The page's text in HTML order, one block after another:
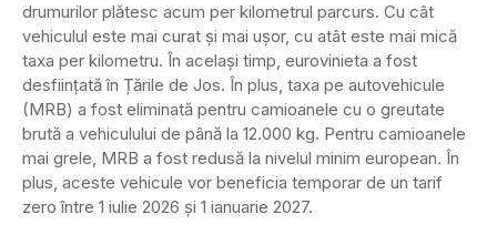
drumurilor plătesc acum per kilometrul parcurs. Cu cât
vehiculul este mai curat și mai ușor, cu atât este mai mică
taxa per kilometru. În același timp, eurovinieta a fost
desființată în Țările de Jos. În plus, taxa pe autovehicule
(MRB) a fost eliminată pentru camioanele cu o greutate
brută a vehiculului de până la 12.000 kg. Pentru camioanele
mai grele, MRB a fost redusă la nivelul minim european. În
plus, aceste vehicule vor beneficia temporar de un tarif
zero între 1 iulie 2026 și 1 ianuarie 2027.